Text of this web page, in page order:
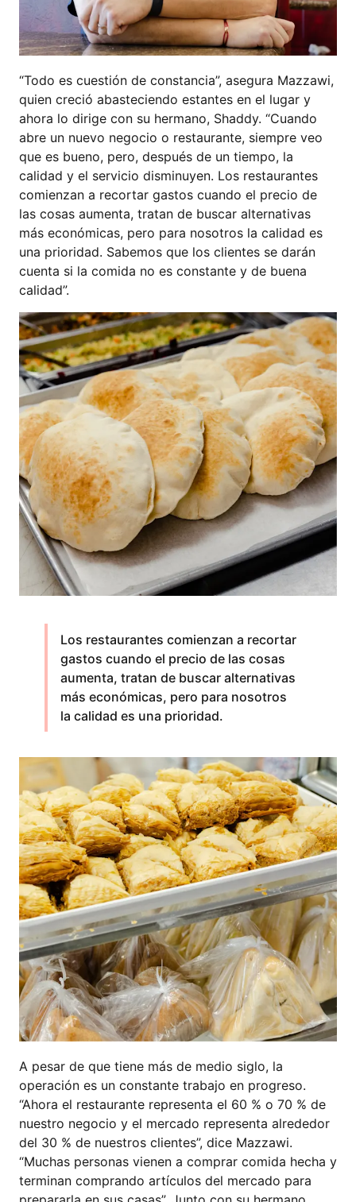
“Todo es cuestión de constancia”, asegura Mazzawi,
quien creció abasteciendo estantes en el lugar y
ahora lo dirige con su hermano, Shaddy. “Cuando
abre un nuevo negocio o restaurante, siempre veo
que es bueno, pero, después de un tiempo, la
calidad y el servicio disminuyen. Los restaurantes
comienzan a recortar gastos cuando el precio de
las cosas aumenta, tratan de buscar alternativas
más económicas, pero para nosotros la calidad es
una prioridad. Sabemos que los clientes se darán
cuenta si la comida no es constante y de buena
calidad”.
Los restaurantes comienzan a recortar
gastos cuando el precio de las cosas
aumenta, tratan de buscar alternativas
más económicas, pero para nosotros
la calidad es una prioridad.
A pesar de que tiene más de medio siglo, la
operación es un constante trabajo en progreso.
“Ahora el restaurante representa el 60 % o 70 % de
nuestro negocio y el mercado representa alrededor
del 30 % de nuestros clientes”, dice Mazzawi.
“Muchas personas vienen a comprar comida hecha y
terminan comprando artículos del mercado para